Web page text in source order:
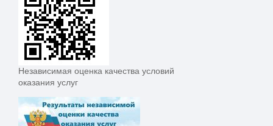
Независимая оценка качества условий
оказания услуг